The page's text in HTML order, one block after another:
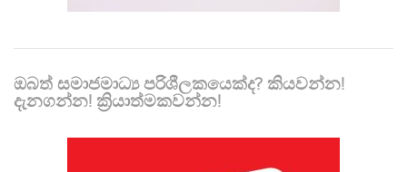
ඔබත් සමාජමාධ්‍ය පරිශීලකයෙක්ද? කියවන්න!
දැනගන්න! ක්‍රියාත්මකවන්න!